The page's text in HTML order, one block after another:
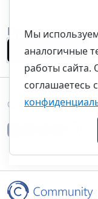
Приложение
©thecommunity.ru
Мы
аналогичные
работы сайта.
соглашаетесь